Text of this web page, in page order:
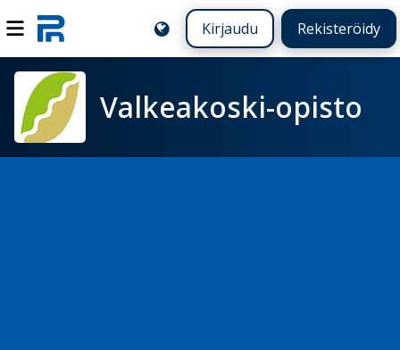
Kirjaudu Rekisteröidy
Valkeakoski-opisto